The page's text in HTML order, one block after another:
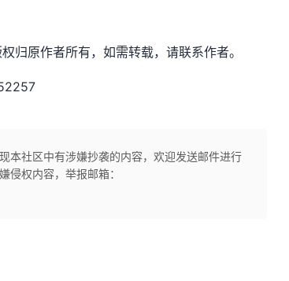
原作者所有，如需转载，请联系作者。
本社区中有涉嫌抄袭的内容，欢迎发送邮件进行
侵权内容，举报邮箱：